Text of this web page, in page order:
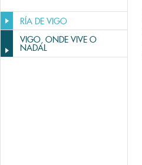
RÍA DE VIGO
VIGO, ONDE VIVE O
NADAL